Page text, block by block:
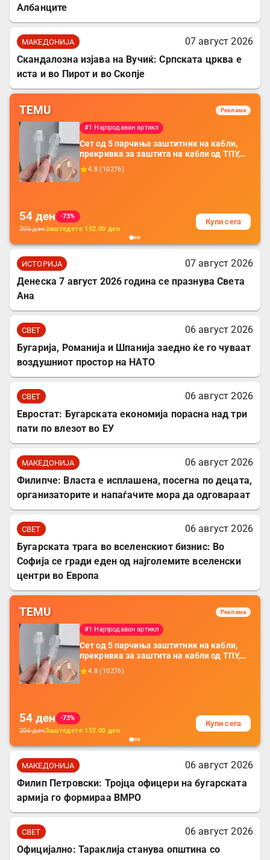
Албанците
МАКЕДОНИЈА
07 август 2026
Скандалозна изјава на Вучиќ: Српската црква е
иста и во Пирот и во Скопје
TEMU Реклама
#1 Најпродаван артикл
Сет од 5 парчиња заштитник на кабли,
прекривка за заштита на кабли од ТПУ,
додатоци за заштита на кабли, без
батерија, за мобилни телефони, комплет
4.8 ( 10276)
54 ден
-73%
206денЗаштедете 152.00 ден
Купи сега
ИСТОРИЈА
07 август 2026
Денеска 7 август 2026 година се празнува Света
Ана
СВЕТ
06 август 2026
Бугарија, Романија и Шпанија заедно ќе го чуваат
воздушниот простор на НАТО
СВЕТ
06 август 2026
Евростат: Бугарската економија порасна над три
пати по влезот во ЕУ
МАКЕДОНИЈА
06 август 2026
Филипче: Власта е исплашена, посегна по децата,
организаторите и напаѓачите мора да одговараат
СВЕТ
06 август 2026
Бугарската трага во вселенскиот бизнис: Во
Софија се гради еден од најголемите вселенски
центри во Европа
TEMU Реклама
#1 Најпродаван артикл
Сет од 5 парчиња заштитник на кабли,
прекривка за заштита на кабли од ТПУ,
додатоци за заштита на кабли, без
батерија, за мобилни телефони, комплет
4.8 ( 10276)
54 ден
-73%
206денЗаштедете 152.00 ден
Купи сега
МАКЕДОНИЈА
06 август 2026
Филип Петровски: Тројца офицери на бугарската
армија го формираа ВМРО
СВЕТ
06 август 2026
Официјално: Тараклија станува општина со